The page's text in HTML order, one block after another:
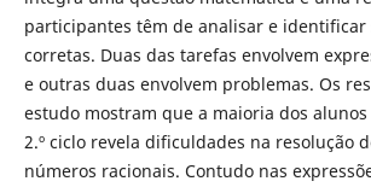
participantes têm de analisar e identificar
corretas. Duas das tarefas envolvem
e outras duas envolvem problemas. Os
estudo mostram que a maioria dos
2.º ciclo revela dificuldades na resolução
números racionais. Contudo nas